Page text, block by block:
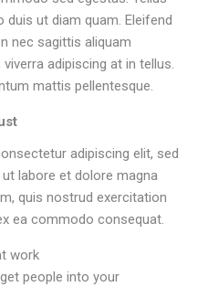
ut diam quam. Eleifend
nec sagittis aliquam
adipiscing at in tellus.
mattis pellentesque.
adipiscing elit, sed
labore et dolore magna
quis nostrud exercitation
ea commodo consequat.
work
people into your